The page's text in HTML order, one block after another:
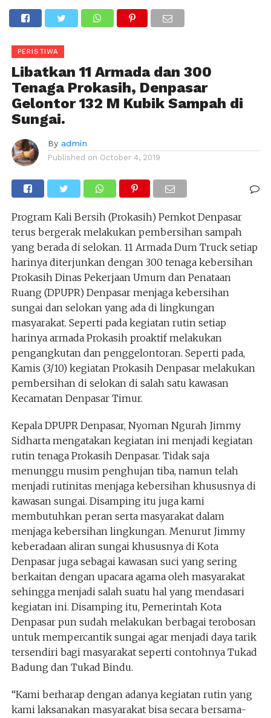
PERISTIWA
Libatkan 11 Armada dan 300
Tenaga Prokasih, Denpasar
Gelontor 132 M Kubik Sampah di
Sungai.
By admin
Published on October 4, 2019
Program Kali Bersih (Prokasih) Pemkot Denpasar
terus bergerak melakukan pembersihan sampah
yang berada di selokan. 11 Armada Dum Truck setiap
harinya diterjunkan dengan 300 tenaga kebersihan
Prokasih Dinas Pekerjaan Umum dan Penataan
Ruang (DPUPR) Denpasar menjaga kebersihan
sungai dan selokan yang ada di lingkungan
masyarakat. Seperti pada kegiatan rutin setiap
harinya armada Prokasih proaktif melakukan
pengangkutan dan penggelontoran. Seperti pada,
Kamis (3/10) kegiatan Prokasih Denpasar melakukan
pembersihan di selokan di salah satu kawasan
Kecamatan Denpasar Timur.
Kepala DPUPR Denpasar, Nyoman Ngurah Jimmy
Sidharta mengatakan kegiatan ini menjadi kegiatan
rutin tenaga Prokasih Denpasar. Tidak saja
menunggu musim penghujan tiba, namun telah
menjadi rutinitas menjaga kebersihan khususnya di
kawasan sungai. Disamping itu juga kami
membutuhkan peran serta masyarakat dalam
menjaga kebersihan lingkungan. Menurut Jimmy
keberadaan aliran sungai khususnya di Kota
Denpasar juga sebagai kawasan suci yang sering
berkaitan dengan upacara agama oleh masyarakat
sehingga menjadi salah suatu hal yang mendasari
kegiatan ini. Disamping itu, Pemerintah Kota
Denpasar pun sudah melakukan berbagai terobosan
untuk mempercantik sungai agar menjadi daya tarik
tersendiri bagi masyarakat seperti contohnya Tukad
Badung dan Tukad Bindu.
“Kami berharap dengan adanya kegiatan rutin yang
kami laksanakan masyarakat bisa secara bersama-